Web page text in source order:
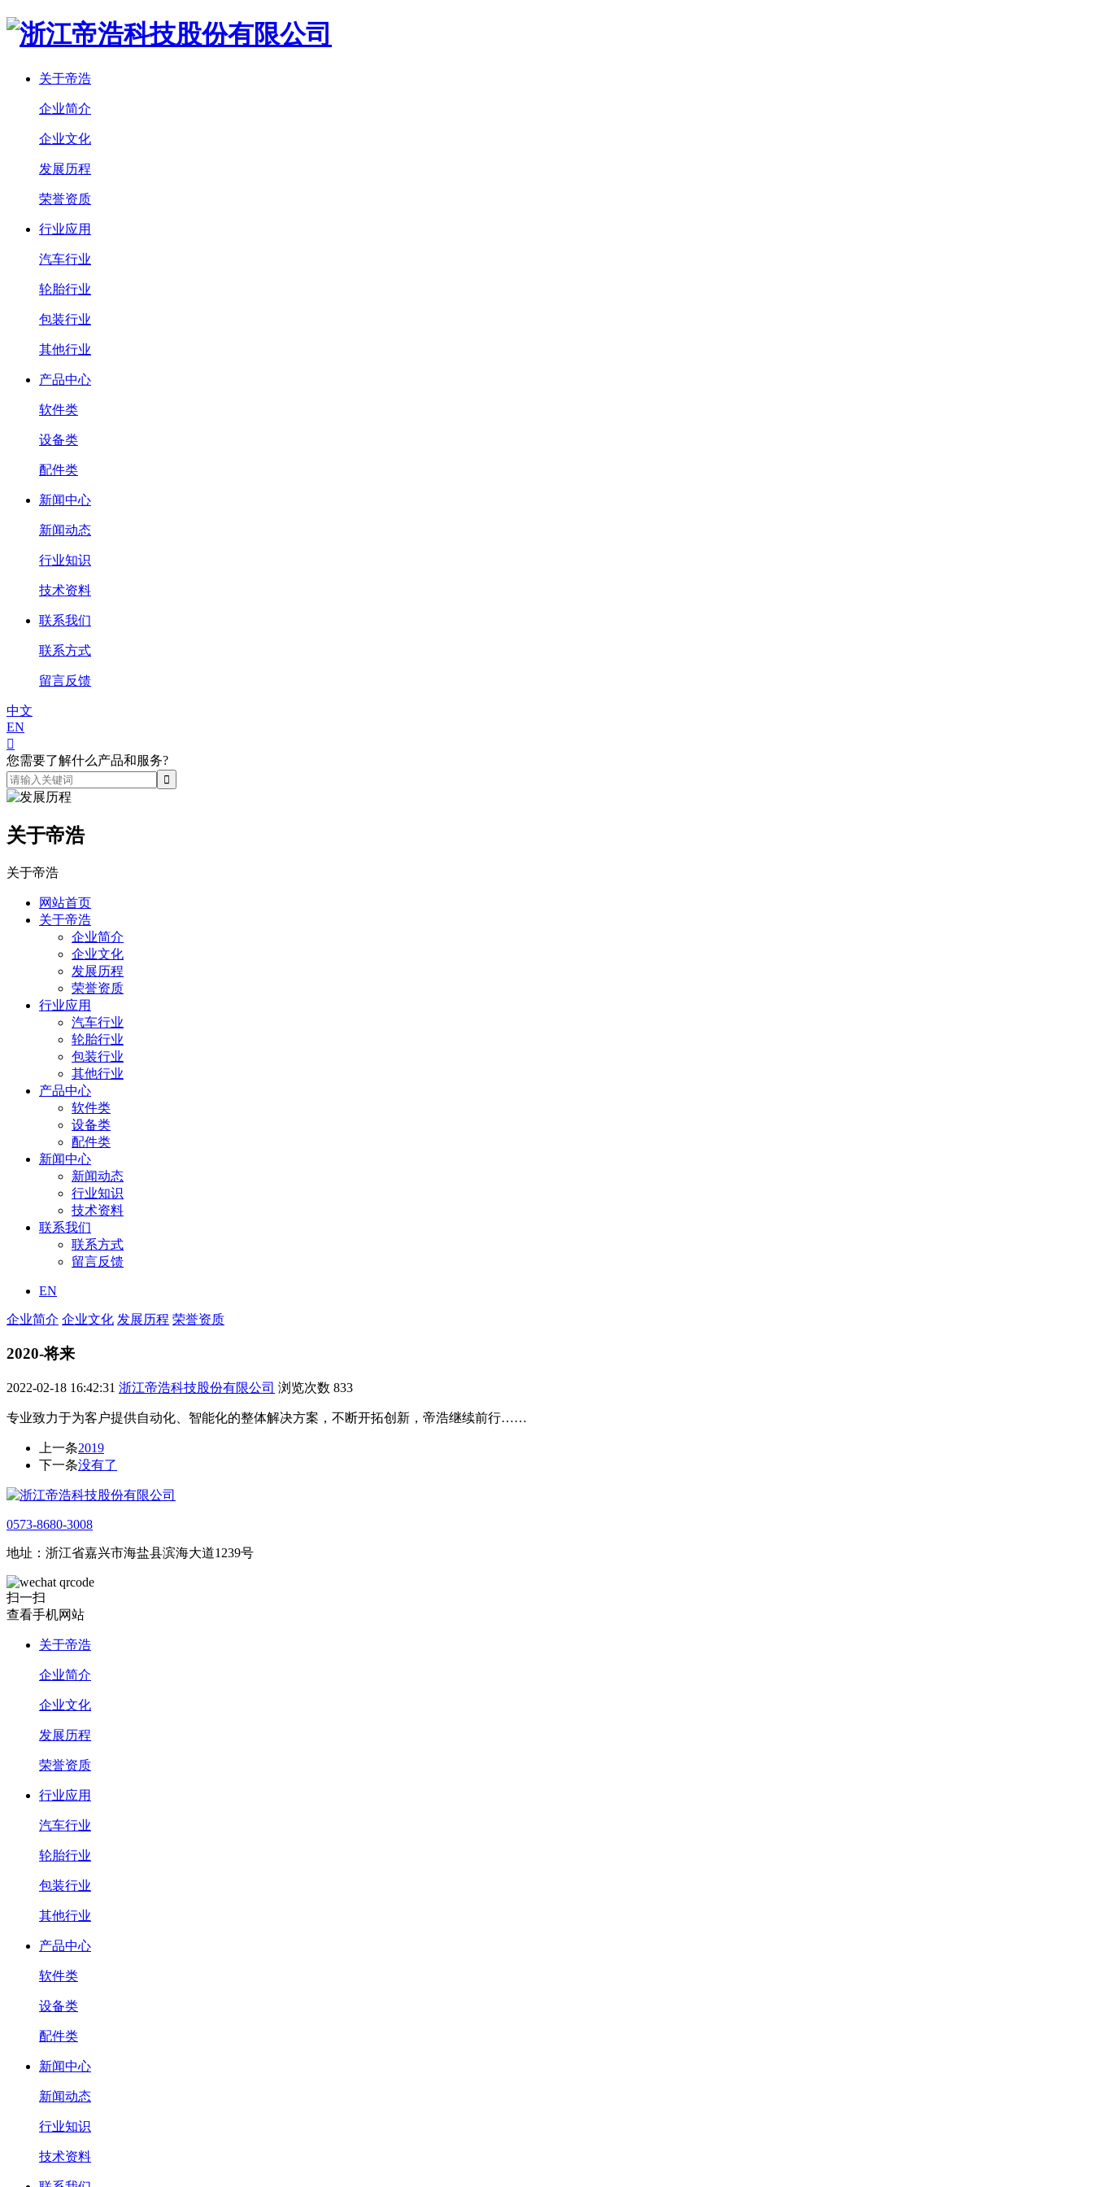
关于帝浩
企业简介
企业文化
发展历程
荣誉资质
行业应用
汽车行业
轮胎行业
包装行业
其他行业
产品中心
软件类
设备类
配件类
新闻中心
新闻动态
行业知识
技术资料
联系我们
联系方式
留言反馈
中文
EN

您需要了解什么产品和服务?
关于帝浩
关于帝浩
网站首页
关于帝浩
企业简介
企业文化
发展历程
荣誉资质
行业应用
汽车行业
轮胎行业
包装行业
其他行业
产品中心
软件类
设备类
配件类
新闻中心
新闻动态
行业知识
技术资料
联系我们
联系方式
留言反馈
EN
企业简介 企业文化 发展历程 荣誉资质
2020-将来
2022-02-18 16:42:31 浙江帝浩科技股份有限公司 浏览次数 833
专业致力于为客户提供自动化、智能化的整体解决方案，不断开拓创新，帝浩继续前行……
上一条2019
下一条没有了
0573-8680-3008
地址：浙江省嘉兴市海盐县滨海大道1239号
扫一扫
查看手机网站
关于帝浩
企业简介
企业文化
发展历程
荣誉资质
行业应用
汽车行业
轮胎行业
包装行业
其他行业
产品中心
软件类
设备类
配件类
新闻中心
新闻动态
行业知识
技术资料